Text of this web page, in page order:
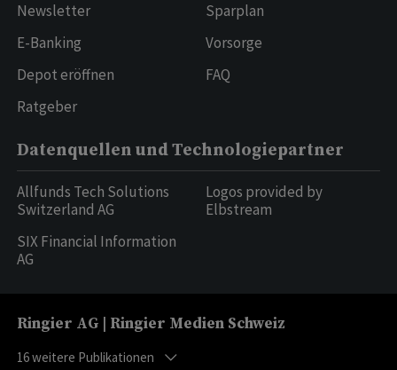
Newsletter
E-Banking
Depot eröffnen
Ratgeber
Sparplan
Vorsorge
FAQ
Datenquellen und Technologiepartner
Allfunds Tech Solutions
Switzerland AG
SIX Financial Information
AG
Logos provided by
Elbstream
Ringier AG | Ringier Medien Schweiz
16weitere Publikationen